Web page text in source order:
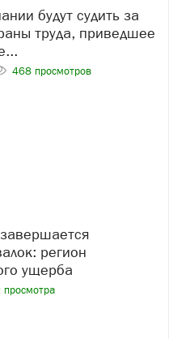
труда, приведшее
468 просмотров
регион
ущерба